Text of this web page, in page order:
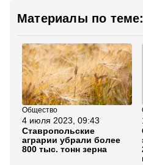
Материалы по теме:
Общество
4 июля 2023, 09:43
Ставропольские
аграрии убрали более
800 тыс. тонн зерна